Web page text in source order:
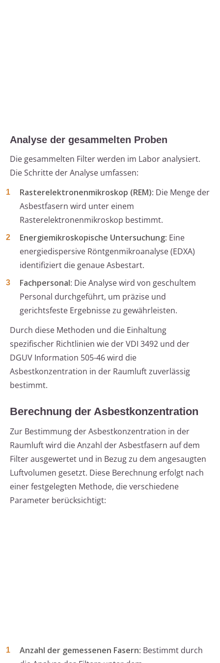
Analyse der gesammelten Proben
Die gesammelten Filter werden im Labor analysiert.
Die Schritte der Analyse umfassen:
Rasterelektronenmikroskop (REM): Die Menge der
Asbestfasern wird unter einem
Rasterelektronenmikroskop bestimmt.
Energiemikroskopische Untersuchung: Eine
energiedispersive Röntgenmikroanalyse (EDXA)
identifiziert die genaue Asbestart.
Fachpersonal: Die Analyse wird von geschultem
Personal durchgeführt, um präzise und
gerichtsfeste Ergebnisse zu gewährleisten.
Durch diese Methoden und die Einhaltung
spezifischer Richtlinien wie der VDI 3492 und der
DGUV Information 505-46 wird die
Asbestkonzentration in der Raumluft zuverlässig
bestimmt.
Berechnung der Asbestkonzentration
Zur Bestimmung der Asbestkonzentration in der
Raumluft wird die Anzahl der Asbestfasern auf dem
Filter ausgewertet und in Bezug zu dem angesaugten
Luftvolumen gesetzt. Diese Berechnung erfolgt nach
einer festgelegten Methode, die verschiedene
Parameter berücksichtigt:
Anzahl der gemessenen Fasern: Bestimmt durch